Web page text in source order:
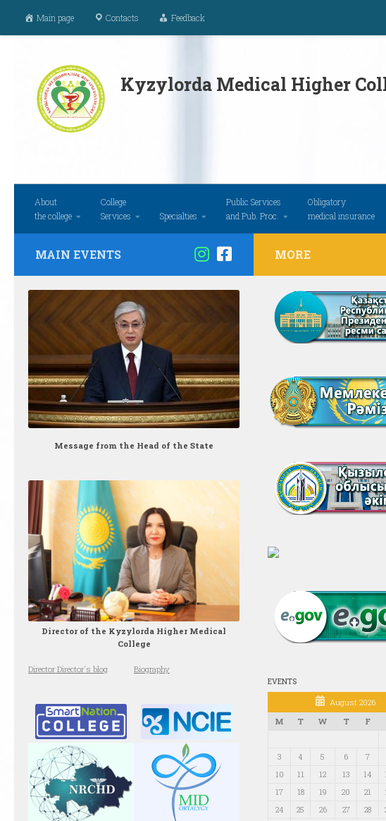
Skip to content
Main page Contacts Feedback
Kyzylorda Medical Higher
About
the college
College
Services
Specialties
Public Services
and Pub. Proc.
Obligatory
medical insurance
MAIN EVENTS
Message from the Head of the State
Director of the Kyzylorda Higher Medical
College
Director Director's blog Biography
MORE
EVENTS
August 2026
M
T W T F
3
4 5 6 7
10
11 12 13 14
17
18 19 20 21
24
25 26 27 28